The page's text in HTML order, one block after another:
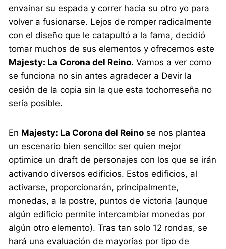
envainar su espada y correr hacia su otro yo para
volver a fusionarse. Lejos de romper radicalmente
con el diseño que le catapultó a la fama, decidió
tomar muchos de sus elementos y ofrecernos este
Majesty: La Corona del Reino. Vamos a ver como
se funciona no sin antes agradecer a Devir la
cesión de la copia sin la que esta tochorreseña no
sería posible.
En Majesty: La Corona del Reino se nos plantea
un escenario bien sencillo: ser quien mejor
optimice un draft de personajes con los que se irán
activando diversos edificios. Estos edificios, al
activarse, proporcionarán, principalmente,
monedas, a la postre, puntos de victoria (aunque
algún edificio permite intercambiar monedas por
algún otro elemento). Tras tan solo 12 rondas, se
hará una evaluación de mayorías por tipo de